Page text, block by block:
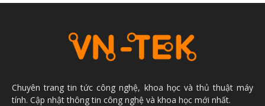
Chuyên trang tin tức công nghệ, khoa học và thủ thuật máy
tính. Cập nhật thông tin công nghệ và khoa học mới nhất.